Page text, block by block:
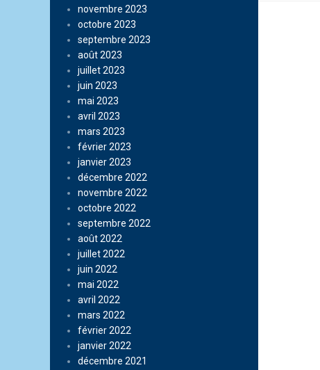
novembre 2023
octobre 2023
septembre 2023
août 2023
juillet 2023
juin 2023
mai 2023
avril 2023
mars 2023
février 2023
janvier 2023
décembre 2022
novembre 2022
octobre 2022
septembre 2022
août 2022
juillet 2022
juin 2022
mai 2022
avril 2022
mars 2022
février 2022
janvier 2022
décembre 2021